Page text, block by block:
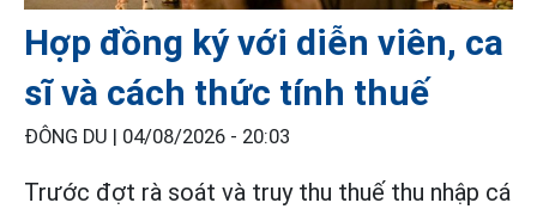
Hợp đồng ký với diễn viên, ca
sĩ và cách thức tính thuế
ĐÔNG DU | 04/08/2026 - 20:03
Trước đợt rà soát và truy thu thuế thu nhập cá